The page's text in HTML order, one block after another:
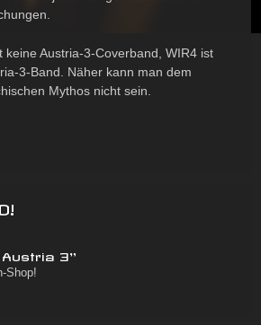
keine Austria-3-Coverband, WIR4 ist
3-Band . Näher kann man dem
Mythos nicht sein.
Austria 3"
Shop!